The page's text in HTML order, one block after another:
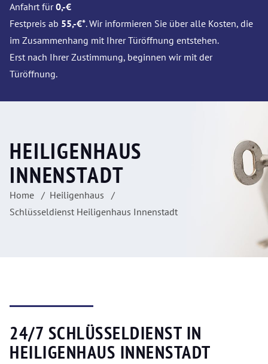
Anfahrt für0,-€
Festpreis ab 55,-€*. Wir informieren Sie über alle Kosten, die
im Zusammenhang mit Ihrer Türöffnung entstehen.
Erst nach Ihrer Zustimmung, beginnen wir mit der
Türöffnung.
HEILIGENHAUS
INNENSTADT
Home
Heiligenhaus
Schlüsseldienst Heiligenhaus Innenstadt
24/7 SCHLÜSSELDIENST IN
HEILIGENHAUS INNENSTADT